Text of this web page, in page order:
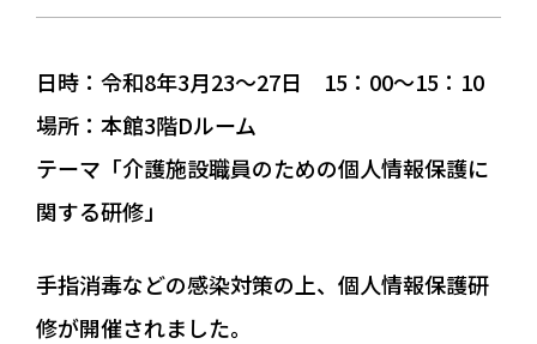
お知らせ
交通アクセス
採用情報
個人情報保護方針
お問い合わせ・ご相談
日時：令和8年3月23～27日 15：00～15：10
場所：本館3階Dルーム
テーマ「介護施設職員のための個人情報保護に
関する研修」
手指消毒などの感染対策の上、個人情報保護研
修が開催されました。